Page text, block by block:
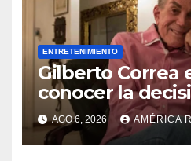
ENTRETENIMIENTO
Gilberto Correa
conocer la
tribunal en su
AGO 6, 2026 AMÉRICA